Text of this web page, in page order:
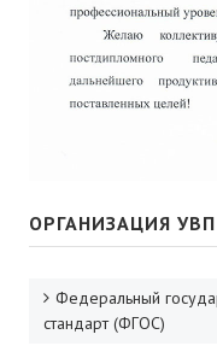
ОРГАНИЗАЦИЯ УВП
Федеральный
стандарт (ФГОС)